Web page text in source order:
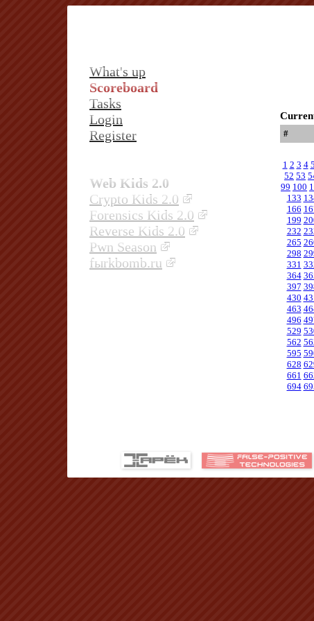
What's up
Scoreboard
Tasks
Login
Register
Web Kids 2.0
Crypto Kids 2.0
Forensics Kids 2.0
Reverse Kids 2.0
Pwn Season
fыrkbomb.ru
#
1 2 3 4 5
52 53
99 100
133
166
199
232
265
298
331
364
397
430
463
496
529
562
595
628
661
694